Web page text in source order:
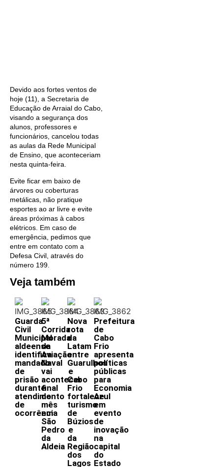
Devido aos fortes ventos de
hoje (11), a Secretaria de
Educação de Arraial do Cabo,
visando a segurança dos
alunos, professores e
funcionários, cancelou todas
as aulas da Rede Municipal
de Ensino, que aconteceriam
nesta quinta-feira.
Evite ficar em baixo de
árvores ou coberturas
metálicas, não pratique
esportes ao ar livre e evite
áreas próximas à cabos
elétricos. Em caso de
emergência, pedimos que
entre em contato com a
Defesa Civil, através do
número 199.
Veja também
Guarda
Civil
Municipal
aldeense
identifica
mandado
de
prisão
durante
atendimento
de
ocorrência
5ª
Corrida
Morada
da
Aviação
Naval
vai
acontecer
final
do
mês
em
São
Pedro
da
Aldeia
Nova
rota
da
Latam
entre
Guarulhos
e
Cabo
Frio
fortalece
turismo
de
Búzios
e
da
Região
dos
Lagos
Prefeitura
de
Cabo
Frio
apresenta
políticas
públicas
para
Economia
Azul
em
evento
de
inovação
na
capital
do
Estado